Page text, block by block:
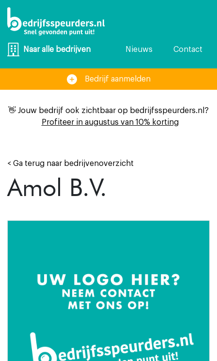
Naar alle bedrijven Nieuws Contact
Bedrijf aanmelden
👋 Jouw bedrijf ook zichtbaar op bedrijfsspeurders.nl?
Profiteer in augustus van 10% korting
< Ga terug naar bedrijvenoverzicht
Amol B.V.